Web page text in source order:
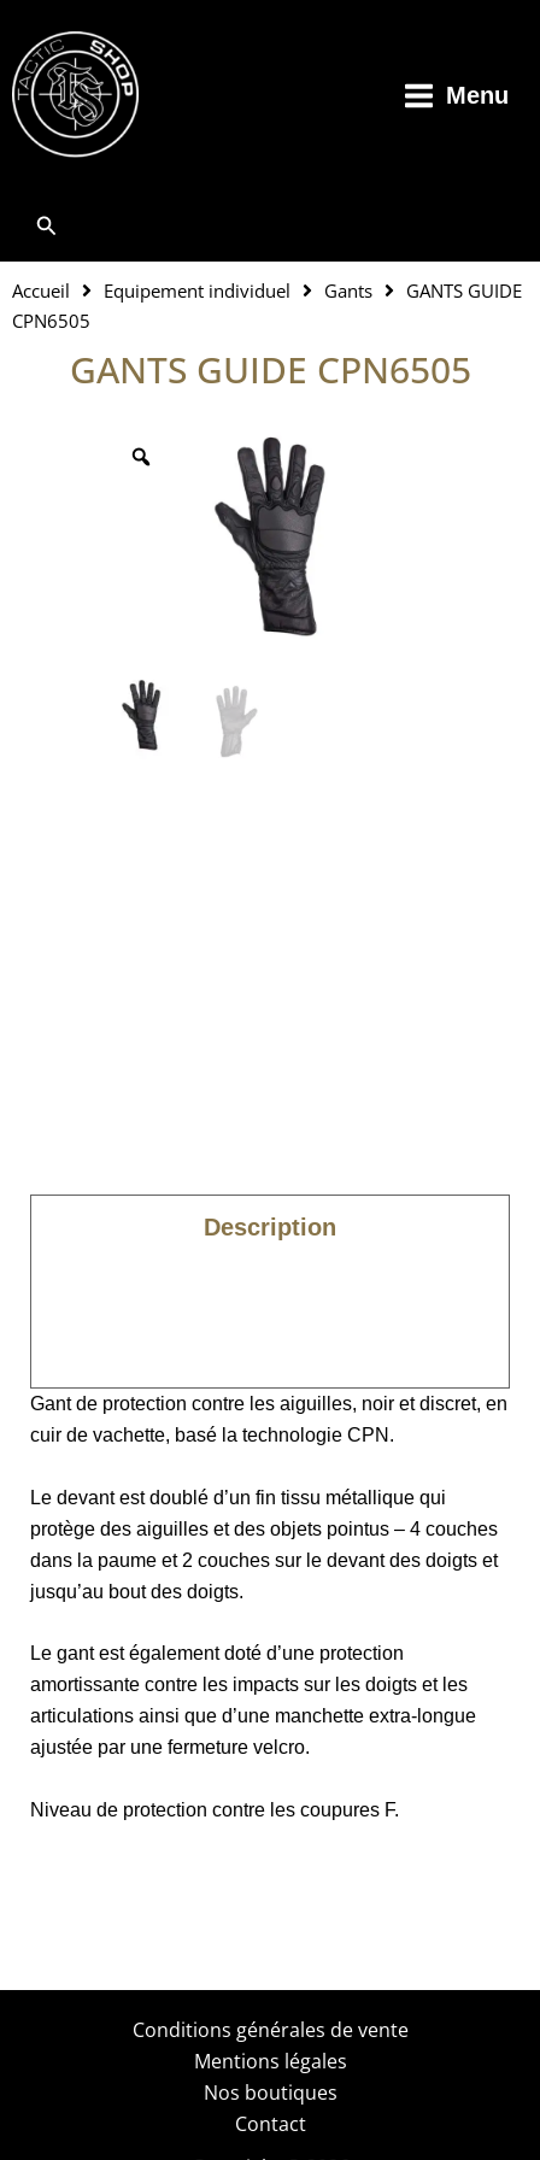
contenu
Menu
Rechercher
Accueil Equipement individuel Gants
GANTS GUIDE
CPN6505
GANTS GUIDE CPN6505
Description
Gant de protection contre les aiguilles, noir et discret, en
cuir de vachette, basé la technologie CPN.
Le devant est doublé d’un fin tissu métallique qui
protège des aiguilles et des objets pointus – 4 couches
dans la paume et 2 couches sur le devant des doigts et
jusqu’au bout des doigts.
Le gant est également doté d’une protection
amortissante contre les impacts sur les doigts et les
articulations ainsi que d’une manchette extra-longue
ajustée par une fermeture velcro.
Niveau de protection contre les coupures F.
Conditions générales de vente
Mentions légales
Nos boutiques
Contact